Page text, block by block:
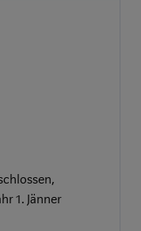
1. Jänner